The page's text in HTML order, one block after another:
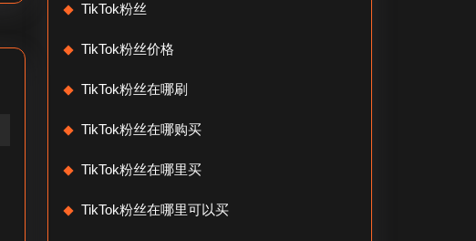
TikTok粉丝
TikTok粉丝价格
TikTok粉丝在哪刷
TikTok粉丝在哪购买
TikTok粉丝在哪里买
TikTok粉丝在哪里可以买